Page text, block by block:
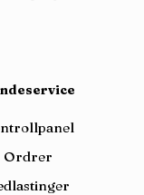
Ordrer